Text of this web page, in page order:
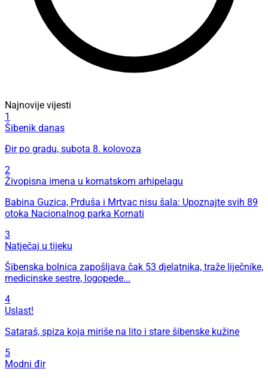
Najnovije vijesti
1
Šibenik danas
Đir po gradu, subota 8. kolovoza
2
Živopisna imena u kornatskom arhipelagu
Babina Guzica, Prduša i Mrtvac nisu šala: Upoznajte svih 89
otoka Nacionalnog parka Kornati
3
Natječaj u tijeku
Šibenska bolnica zapošljava čak 53 djelatnika, traže liječnike,
medicinske sestre, logopede...
4
Uslast!
Sataraš, spiza koja miriše na lito i stare šibenske kužine
5
Modni đir